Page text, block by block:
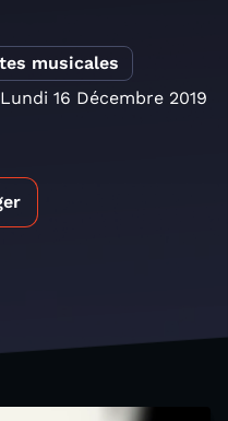
musicales
Lundi 16 Décembre 2019